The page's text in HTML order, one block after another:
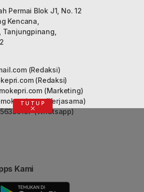
Permai Blok J1, No. 12
Kencana,
(Redaksi)
(Redaksi)
(Marketing)
(Kerjasama)
(Whatsapp)
Kami
TUTUP